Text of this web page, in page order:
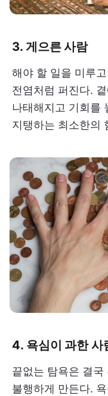
3. 게으른 사람
해야 할 일을 미루
전염처럼 퍼진다.
나태해지고 기회를
지탱하는 최소한의
4. 욕심이 과한 사
끝없는 탐욕은 결국
불행하게 만든다.